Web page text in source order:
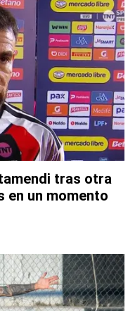
tras otra
en un momento